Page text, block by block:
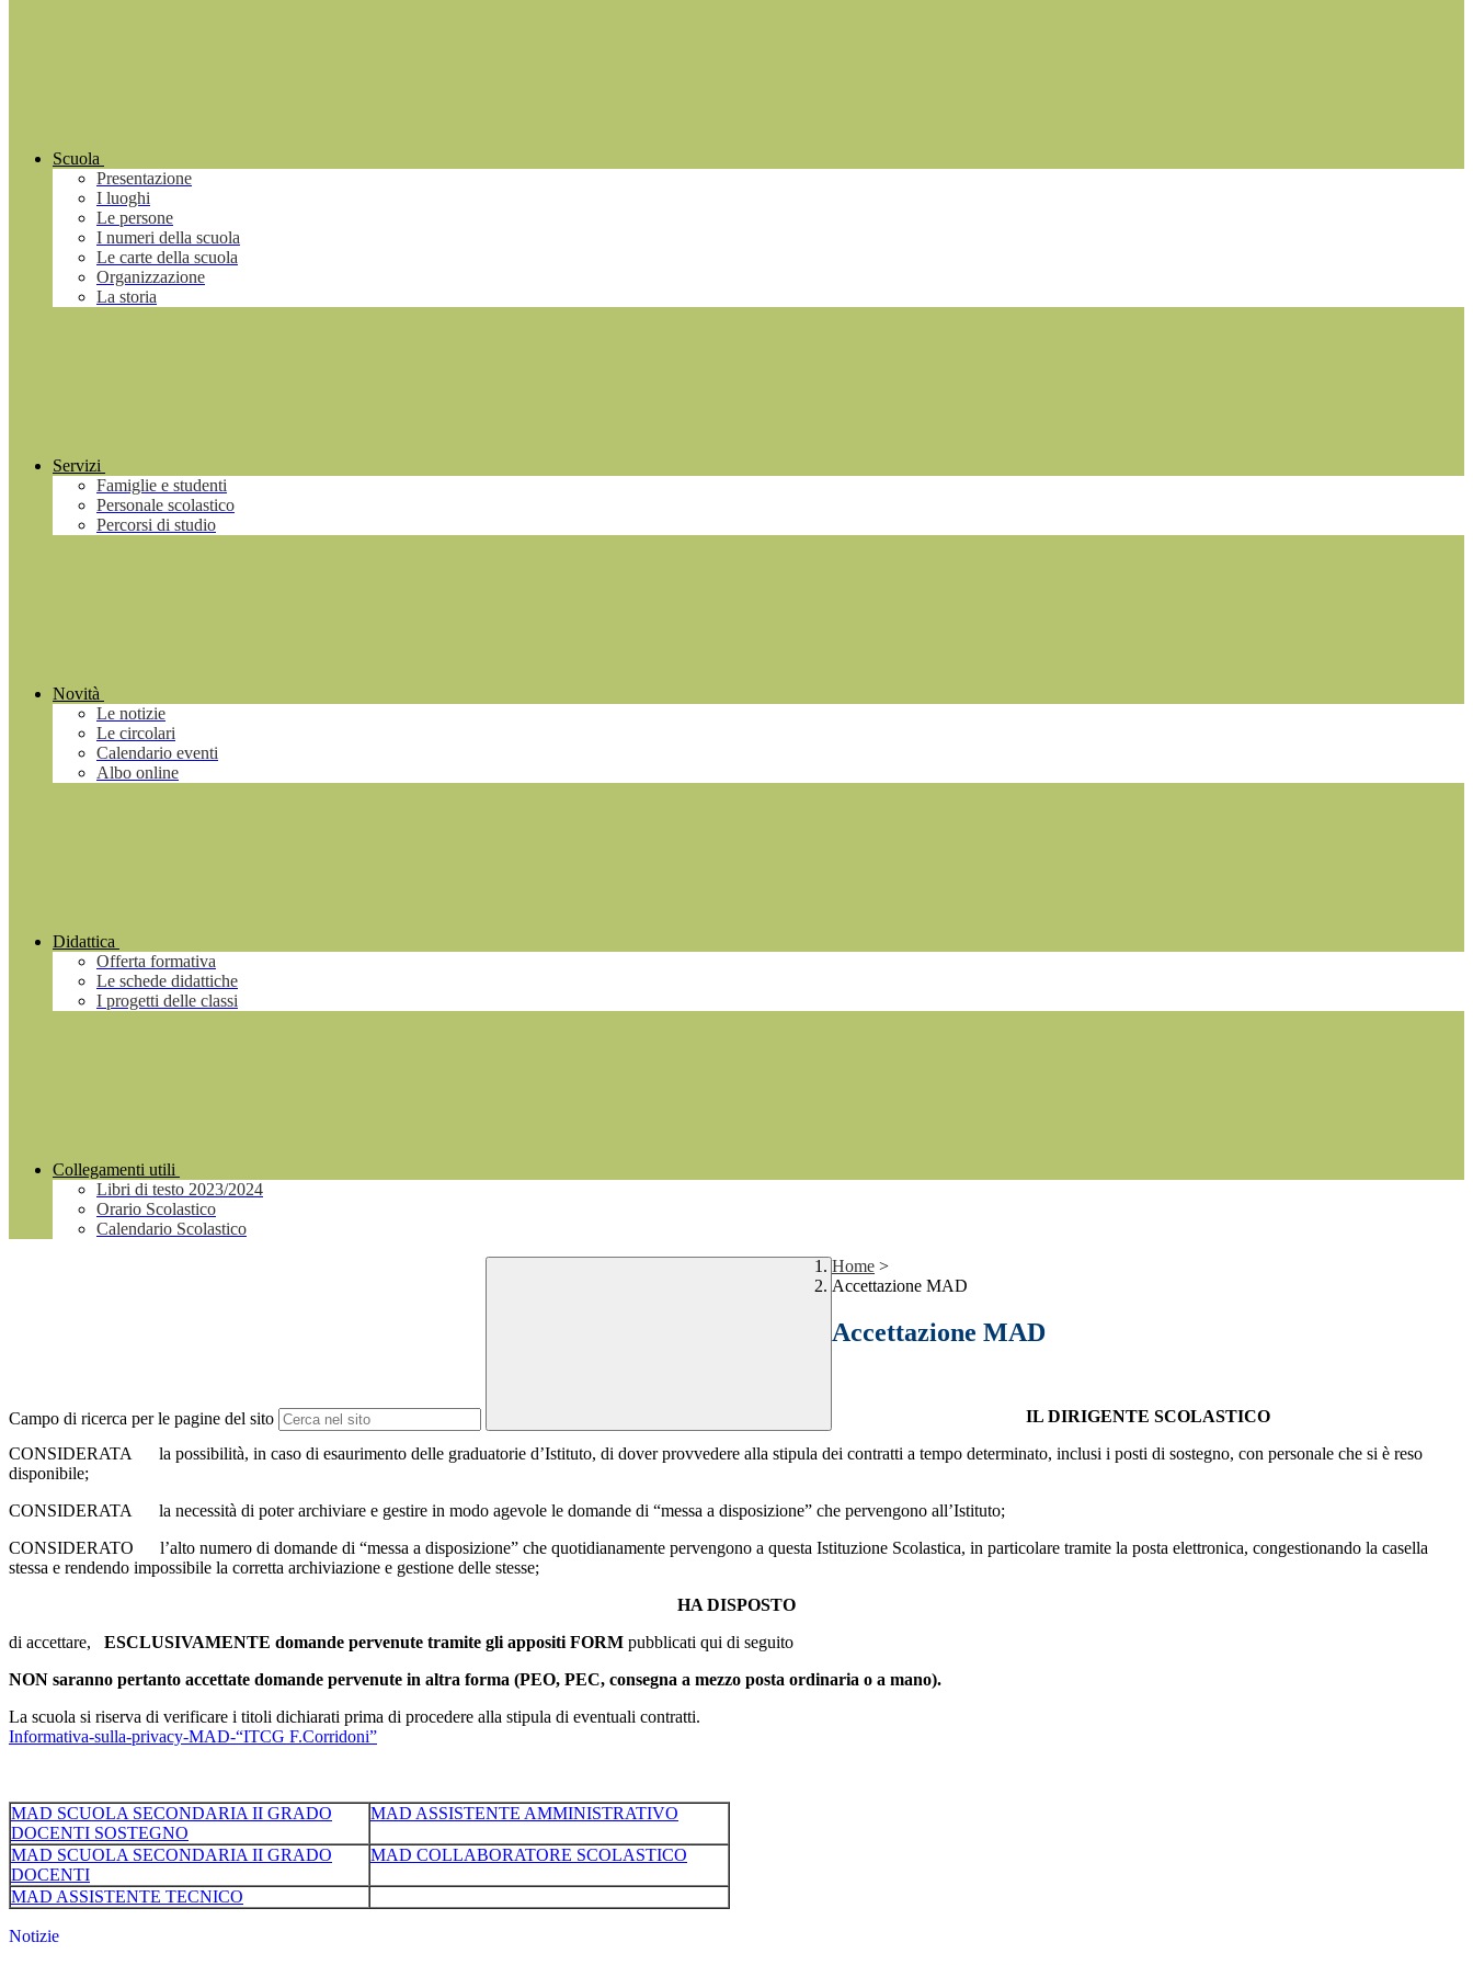
Scuola
Presentazione
I luoghi
Le persone
I numeri della scuola
Le carte della scuola
Organizzazione
La storia
Servizi
Famiglie e studenti
Personale scolastico
Percorsi di studio
Novità
Le notizie
Le circolari
Calendario eventi
Albo online
Didattica
Offerta formativa
Le schede didattiche
I progetti delle classi
Collegamenti utili
Libri di testo 2023/2024
Orario Scolastico
Calendario Scolastico
Campo di ricerca per le pagine del sito
Home >
Accettazione MAD
Accettazione MAD
IL DIRIGENTE SCOLASTICO
CONSIDERATA la possibilità, in caso di esaurimento delle graduatorie d’Istituto, di dover provvedere alla stipula dei contratti a tempo determinato, inclusi i posti di sostegno, con personale che si è reso
disponibile;
CONSIDERATA la necessità di poter archiviare e gestire in modo agevole le domande di “messa a disposizione” che pervengono all’Istituto;
CONSIDERATO l’alto numero di domande di “messa a disposizione” che quotidianamente pervengono a questa Istituzione Scolastica, in particolare tramite la posta elettronica, congestionando la casella
stessa e rendendo impossibile la corretta archiviazione e gestione delle stesse;
HA DISPOSTO
di accettare, ESCLUSIVAMENTE domande pervenute tramite gli appositi FORM pubblicati qui di seguito
NON saranno pertanto accettate domande pervenute in altra forma (PEO, PEC, consegna a mezzo posta ordinaria o a mano).
La scuola si riserva di verificare i titoli dichiarati prima di procedere alla stipula di eventuali contratti.
Informativa-sulla-privacy-MAD-“ITCG F.Corridoni”
MAD SCUOLA SECONDARIA II GRADO
DOCENTI SOSTEGNO
MAD ASSISTENTE AMMINISTRATIVO
MAD SCUOLA SECONDARIA II GRADO
DOCENTI
MAD COLLABORATORE SCOLASTICO
MAD ASSISTENTE TECNICO
Notizie